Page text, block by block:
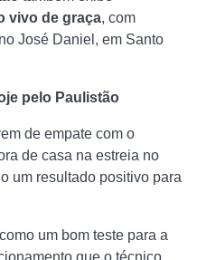
vivo de graça, com
José Daniel, em Santo
pelo Paulistão
de empate com o
de casa na estreia no
um resultado positivo para
um bom teste para a
que o técnico